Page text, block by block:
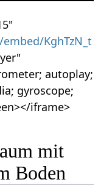
KghTzN_t
autoplay;
gyroscope;
iframe>
mit
Boden